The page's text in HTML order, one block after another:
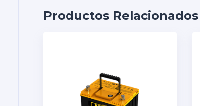
Productos Relacionados